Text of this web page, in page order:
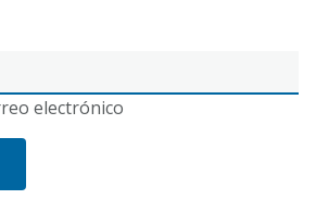
electrónico